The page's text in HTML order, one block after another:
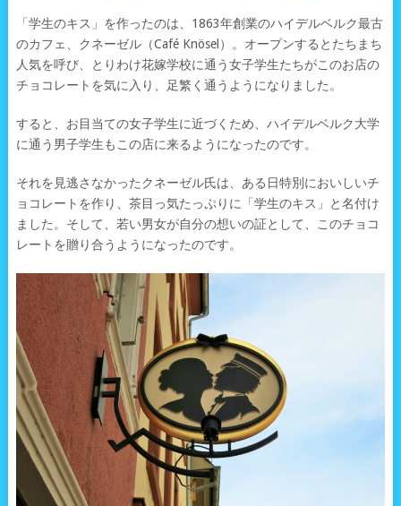
「学生のキス」を作ったのは、1863年創業のハイデルベルク最古
のカフェ、クネーゼル（Café Knösel）。オープンするとたちまち
人気を呼び、とりわけ花嫁学校に通う女子学生たちがこのお店の
チョコレートを気に入り、足繁く通うようになりました。
すると、お目当ての女子学生に近づくため、ハイデルベルク大学
に通う男子学生もこの店に来るようになったのです。
それを見逃さなかったクネーゼル氏は、ある日特別においしいチ
ョコレートを作り、茶目っ気たっぷりに「学生のキス」と名付け
ました。そして、若い男女が自分の想いの証として、このチョコ
レートを贈り合うようになったのです。